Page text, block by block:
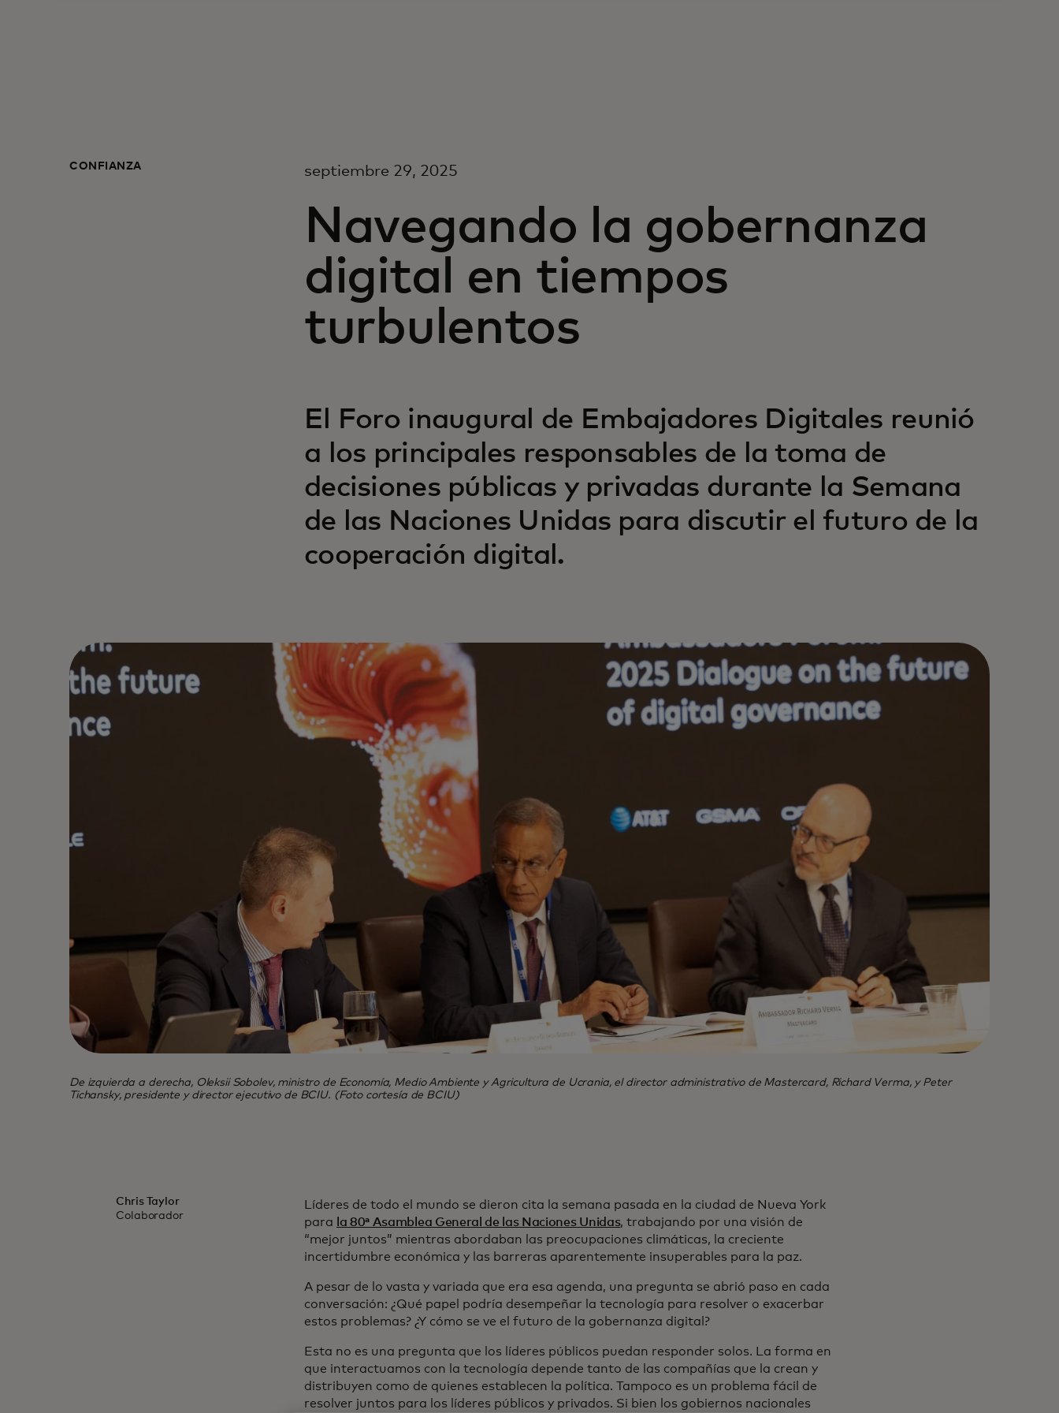
CONFIANZA septiembre 29, 2025
Navegando la gobernanza
digital en tiempos
turbulentos
El Foro inaugural de Embajadores Digitales reunió
a los principales responsables de la toma de
decisiones públicas y privadas durante la Semana
de las Naciones Unidas para discutir el futuro de la
cooperación digital.
De izquierda a derecha, Oleksii Sobolev, ministro de Economía, Medio Ambiente y Agricultura de Ucrania, el director administrativo de Mastercard, Richard Verma, y Peter
Tichansky, presidente y director ejecutivo de BCIU. (Foto cortesía de BCIU)
Chris Taylor
Colaborador
Líderes de todo el mundo se dieron cita la semana pasada en la ciudad de Nueva York
para
la 80ª Asamblea General de las Naciones Unidas, trabajando por una visión de
“mejor juntos” mientras abordaban las preocupaciones climáticas, la creciente
incertidumbre económica y las barreras aparentemente insuperables para la paz.
A pesar de lo vasta y variada que era esa agenda, una pregunta se abrió paso en cada
conversación: ¿Qué papel podría desempeñar la tecnología para resolver o exacerbar
estos problemas? ¿Y cómo se ve el futuro de la gobernanza digital?
Esta no es una pregunta que los líderes públicos puedan responder solos. La forma en
que interactuamos con la tecnología depende tanto de las compañías que la crean y
distribuyen como de quienes establecen la política. Tampoco es un problema fácil de
resolver juntos para los líderes públicos y privados. Si bien los gobiernos nacionales